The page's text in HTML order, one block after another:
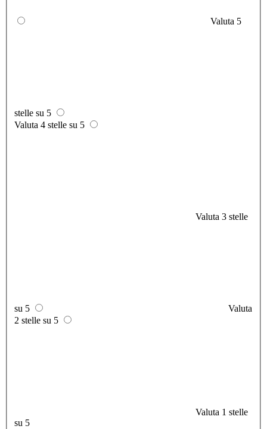
Valuta 5
stelle su 5
Valuta 4 stelle su 5
Valuta 3 stelle
su 5
Valuta
2 stelle su 5
Valuta 1 stelle
su 5